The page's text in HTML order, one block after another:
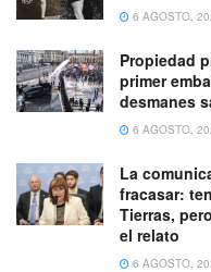
6 AGOSTO,
Propiedad
primer
desmanes
6 AGOSTO,
La
fracasar:
Tierras,
el relato
6 AGOSTO,